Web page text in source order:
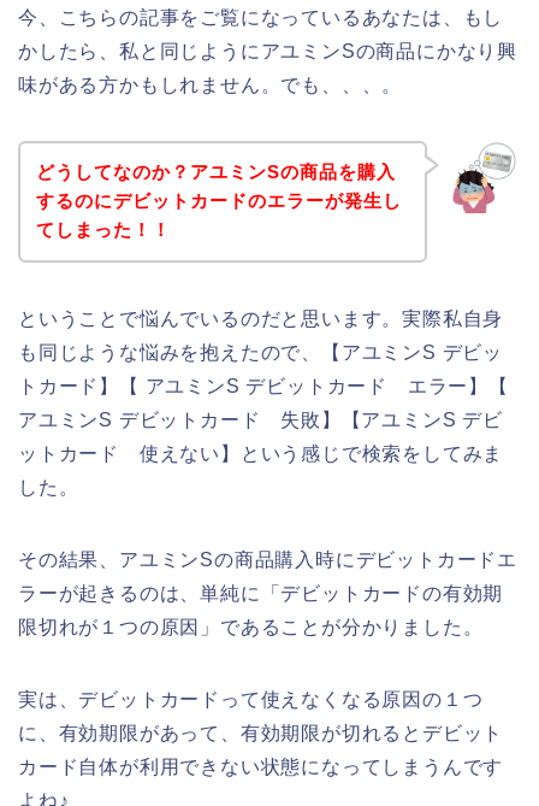
今、こちらの記事をご覧になっているあなたは、もし
かしたら、私と同じようにアユミンSの商品にかなり興
味がある方かもしれません。でも、、、。
どうしてなのか？アユミンSの商品を購入
するのにデビットカードのエラーが発生し
てしまった！！
ということで悩んでいるのだと思います。実際私自身
も同じような悩みを抱えたので、【アユミンS デビッ
トカード】【 アユミンS デビットカード エラー】【
アユミンS デビットカード 失敗】【アユミンS デビ
ットカード 使えない】という感じで検索をしてみま
した。
その結果、アユミンSの商品購入時にデビットカードエ
ラーが起きるのは、単純に「デビットカードの有効期
限切れが１つの原因」であることが分かりました。
実は、デビットカードって使えなくなる原因の１つ
に、有効期限があって、有効期限が切れるとデビット
カード自体が利用できない状態になってしまうんです
よね♪